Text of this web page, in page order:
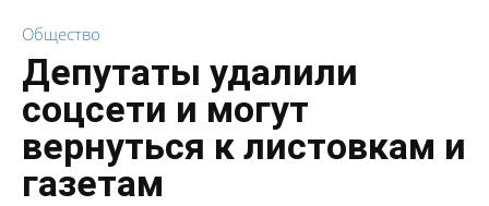
Общество
Депутаты удалили
соцсети и могут
вернуться к листовкам и
газетам